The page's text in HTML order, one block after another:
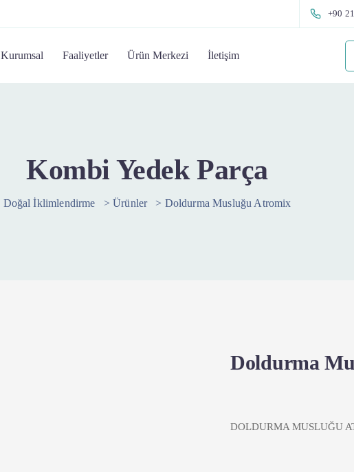
+90
Kurumsal Faaliyetler Ürün Merkezi İletişim
Kombi Yedek Parça
Doğal İklimlendirme >Ürünler > Doldurma Musluğu Atromix
Doldurma
DOLDURMA MUSLUĞU